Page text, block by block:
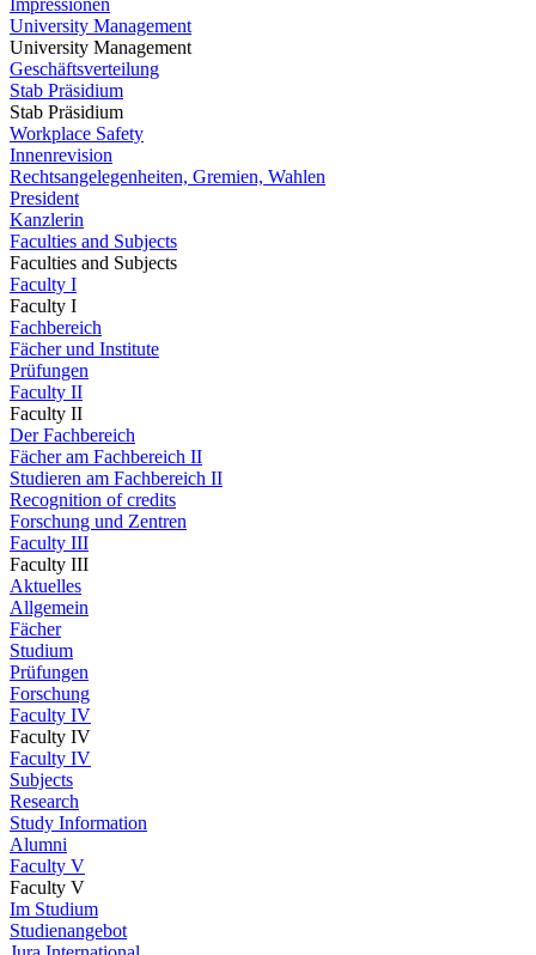
Impressionen
University Management
University Management
Geschäftsverteilung
Stab Präsidium
Stab Präsidium
Workplace Safety
Innenrevision
Rechtsangelegenheiten, Gremien, Wahlen
President
Kanzlerin
Faculties and Subjects
Faculties and Subjects
Faculty I
Faculty I
Fachbereich
Fächer und Institute
Prüfungen
Faculty II
Faculty II
Der Fachbereich
Fächer am Fachbereich II
Studieren am Fachbereich II
Recognition of credits
Forschung und Zentren
Faculty III
Faculty III
Aktuelles
Allgemein
Fächer
Studium
Prüfungen
Forschung
Faculty IV
Faculty IV
Faculty IV
Subjects
Research
Study Information
Alumni
Faculty V
Faculty V
Im Studium
Studienangebot